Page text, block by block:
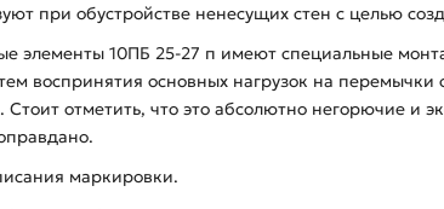
при обустройстве ненесущих стен с целью
элементы 10ПБ 25-27 п имеют специальные
воспринятия основных нагрузок на
Стоит отметить, что это абсолютно негорючие
маркировки.